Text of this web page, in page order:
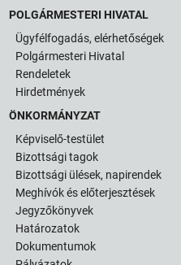
POLGÁRMESTERI HIVATAL
Ügyfélfogadás, elérhetőségek
Polgármesteri Hivatal
Rendeletek
Hirdetmények
ÖNKORMÁNYZAT
Képviselő-testület
Bizottsági tagok
Bizottsági ülések, napirendek
Meghívók és előterjesztések
Jegyzőkönyvek
Határozatok
Dokumentumok